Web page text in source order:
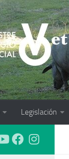
Legislación